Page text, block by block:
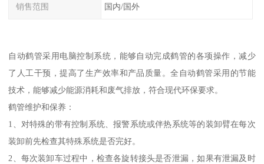
销售范围 国内/国外
自动鹤管采用电脑控制系统，能够自动完成鹤管的各项操作，减少
了人工干预，提高了生产效率和产品质量。全自动鹤管采用的节能
技术，能够减少能源消耗和废气排放，符合现代环保要求。
鹤管维护和保养：
1、对特殊的带有控制系统、报警系统或伴热系统等的装卸臂在每次
装卸前先检查其特殊系统是否完好。
2、每次装卸车过程中，检查各旋转接头是否泄漏，如果有泄漏及时